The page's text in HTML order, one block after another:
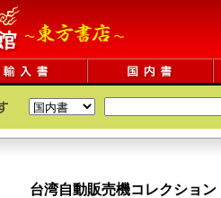
台湾自動販売機コレクショ